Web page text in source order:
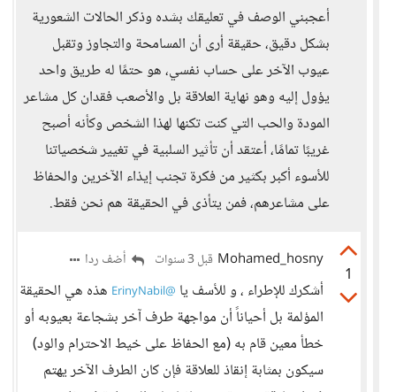
أعجبني الوصف في تعليقك بشده وذكر الحالات الشعورية
بشكل دقيق، حقيقة أرى أن المسامحة والتجاوز وتقبل
عيوب الآخر على حساب نفسي، هو حتمًا له طريق واحد
يؤول إليه وهو نهاية العلاقة بل والأصعب فقدان كل مشاعر
المودة والحب التي كنت تكنها لهذا الشخص وكأنه أصبح
غريبًا تمامًا، أعتقد أن تأثير السلبية في تغيير شخصياتنا
للأسوء أكبر بكثير من فكرة تجنب إيذاء الآخرين والحفاظ
على مشاعرهم، فمن يتأذى في الحقيقة هم نحن فقط.
1
Mohamed_hosny قبل 3 سنوات أضف ردا
أشكرك للإطراء ، و للأسف يا @ErinyNabil
هذه هي الحقيقة
المؤلمة بل أحياناً أن مواجهة طرف آخر بشجاعة بعيوبه أو
خطأ معين قام به (مع الحفاظ على خيط الاحترام والود)
سيكون بمثابة إنقاذ للعلاقة فإن كان الطرف الآخر يهتم